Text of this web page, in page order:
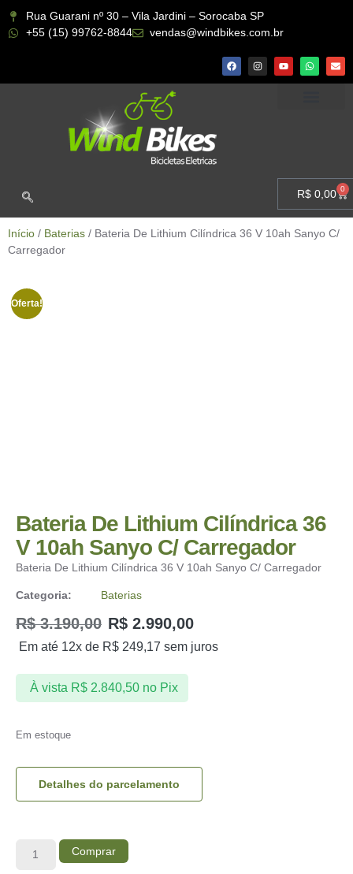
Rua Guarani nº 30 – Vila Jardini – Sorocaba SP
+55 (15) 99762-8844
vendas@windbikes.com.br
R$ 0,00 0
Início / Baterias / Bateria De Lithium Cilíndrica 36 V 10ah Sanyo C/
Carregador
Oferta!
Bateria De Lithium Cilíndrica 36
V 10ah Sanyo C/ Carregador
Bateria De Lithium Cilíndrica 36 V 10ah Sanyo C/ Carregador
Categoria: Baterias
R$3.190,00 R$ 2.990,00
Em até 12x de R$ 249,17 sem juros
À vista R$2.840,50 no Pix
Em estoque
Detalhes do parcelamento
Comprar